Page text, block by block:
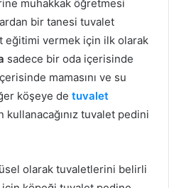
muhakkak öğretmesi
bir tanesi tuvalet
eğitimi vermek için ilk olarak
sadece bir oda içerisinde
mamasını ve su
köşeye de tuvalet
kullanacağınız tuvalet pedini
olarak tuvaletlerini belirli